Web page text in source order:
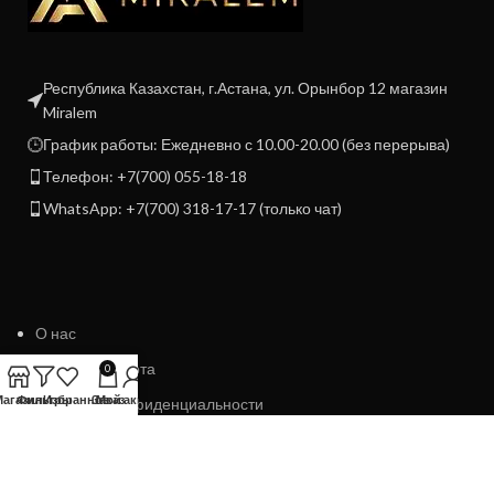
Республика Казахстан, г.Астана, ул. Орынбор 12 магазин
Miralem
График работы: Ежедневно с 10.00-20.00 (без перерыва)
Телефон: +7(700) 055-18-18
WhatsApp: +7(700) 318-17-17 (только чат)
О нас
Договор Оферта
Политика конфиденциальности
ФильтрыИзбранное
0
Заказ
Мой аккаунт